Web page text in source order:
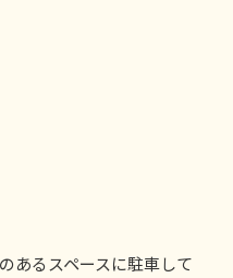
あるスペースに駐車して